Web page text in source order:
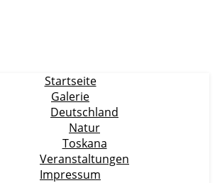
Startseite
Galerie
Deutschland
Natur
Toskana
Veranstaltungen
Impressum